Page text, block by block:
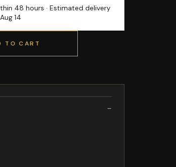
48 hours · Estimated delivery
Aug 14
TO CART